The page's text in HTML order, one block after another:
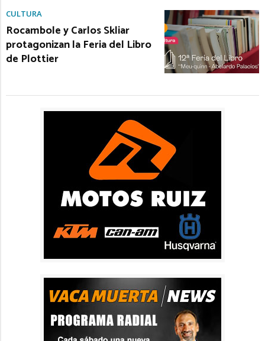
CULTURA
Rocambole y Carlos Skliar
protagonizan la Feria del Libro
de Plottier